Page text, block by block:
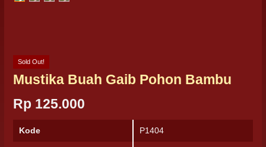
Sold Out!
Mustika Buah Gaib Pohon Bambu
Rp 125.000
Kode P1404